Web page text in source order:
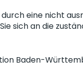
durch eine nicht
sich an die
Baden-